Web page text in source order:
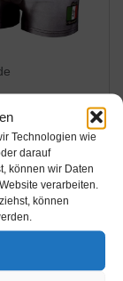
Technologien wie
darauf
können wir Daten
verarbeiten.
können
Boxershorts
im
/ Ebay
ansehen*